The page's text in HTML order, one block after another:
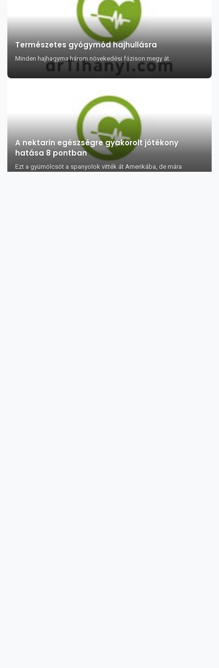
Természetes gyógymód hajhullásra
Minden hajhagyma három növekedési fázison megy át.
A nektarin egészségre gyakorolt jótékony
hatása 8 pontban
Ezt a gyümölcsöt a spanyolok vitték át Amerikába, de mára